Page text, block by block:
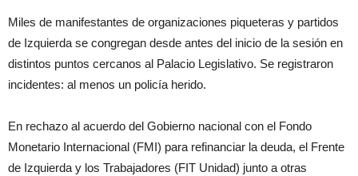
Miles de manifestantes de organizaciones piqueteras y partidos
de Izquierda se congregan desde antes del inicio de la sesión en
distintos puntos cercanos al Palacio Legislativo. Se registraron
incidentes: al menos un policía herido.
En rechazo al acuerdo del Gobierno nacional con el Fondo
Monetario Internacional (FMI) para refinanciar la deuda, el Frente
de Izquierda y los Trabajadores (FIT Unidad) junto a otras